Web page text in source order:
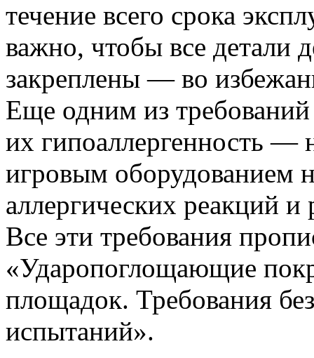
течение всего срока
важно, чтобы все детали
закреплены — во
Еще одним из
их гипоаллергенность —
игровым оборудованием
аллергических реакций и
Все эти требования
«Ударопоглощающие
площадок. Требования
испытаний».